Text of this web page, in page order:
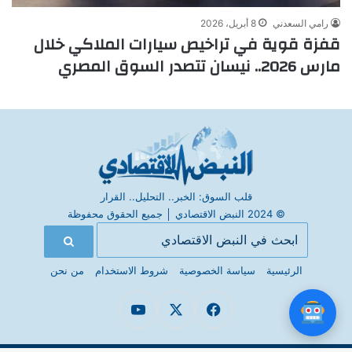
رامي السعدني 8 أبريل، 2026
قفزة قوية في تراخيص سيارات الملاكي خلال
مارس 2026.. نيسان تتصدر السوق المصري
قلب السوق: الخبر.. التحليل.. القرار
© 2024 النبض الاقتصادي
جميع الحقوق محفوظة
الرئيسية سياسة الخصوصية شروط الاستخدام من نحن